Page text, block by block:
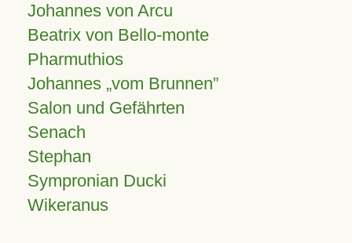
Johannes von Arcu
Beatrix von Bello-monte
Pharmuthios
Johannes vom Brunnen
Salon und Gefährten
Senach
Stephan
Sympronian Ducki
Wikeranus